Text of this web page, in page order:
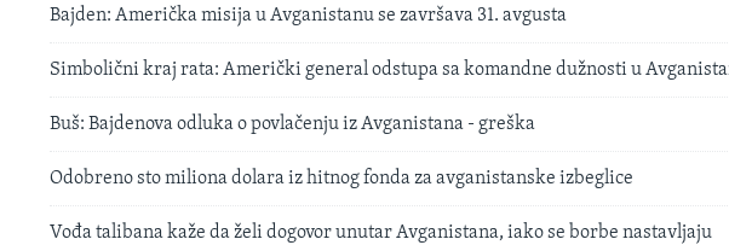
Bajden: Američka misija u Avganistanu se završava 31. avgusta
Simbolični kraj rata: Američki general odstupa sa komandne dužnosti u
Buš: Bajdenova odluka o povlačenju iz Avganistana - greška
Odobreno sto miliona dolara iz hitnog fonda za avganistanske izbeglice
Vođa talibana kaže da želi dogovor unutar Avganistana, iako se borbe nastavljaju